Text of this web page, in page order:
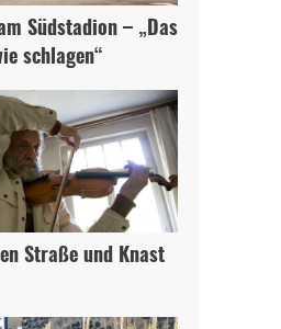
Südstadion – „Das
schlagen“
Straße und Knast